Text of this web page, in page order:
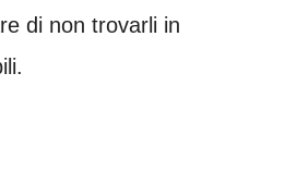
di non trovarli in